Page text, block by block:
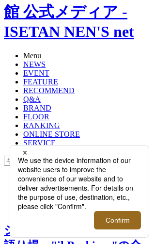
館 公式メディア -
ISETAN NEN'S net
Menu
NEWS
EVENT
FEATURE
RECOMMEND
Q&A
BRAND
FLOOR
RANKING
ONLINE STORE
SERVICE
検索
TOP
PHOTO
ジェントルマンが集う男の語り
場、"il Barbiere"の全貌
ジェントルマンが集う男の